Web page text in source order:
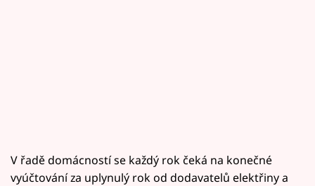
V řadě domácností se každý rok čeká na konečné
vyúčtování za uplynulý rok od dodavatelů elektřiny a